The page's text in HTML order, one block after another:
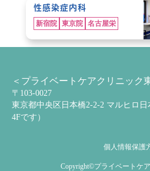
性感染症内科
新宿院 東京院 名古屋栄
＜プライベートケアクリニック
〒103-0027
東京都中央区日本橋2-2-2 マルヒロ
4Fです）
個人情報保護
Copyright©プライベートケ